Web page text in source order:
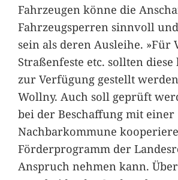
Fahrzeugen könne die
Fahrzeugsperren sinnvoll
sein als deren Ausleihe. »Für
Straßenfeste etc. sollten
zur Verfügung gestellt
Wollny. Auch soll geprüft
bei der Beschaffung mit einer
Nachbarkommune
Förderprogramm der
Anspruch nehmen kann.